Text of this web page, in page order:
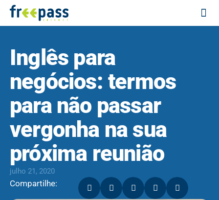
Inglês para
negócios: termos
para não passar
vergonha na sua
próxima reunião
julho 21, 2020
Compartilhe: